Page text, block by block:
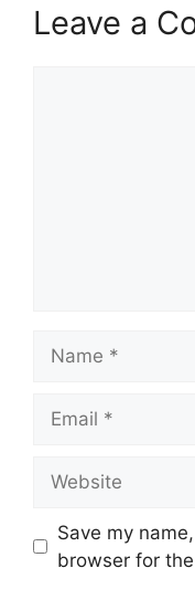
Leave a
Save my
browser for